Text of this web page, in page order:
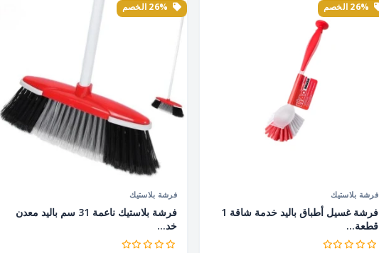
فرشة بلاستيك
فرشة غسيل أطباق باليد خدمة شاقة 1
قطعة...
فرشة بلاستيك
فرشة بلاستيك ناعمة 31 سم باليد معدن
خد...